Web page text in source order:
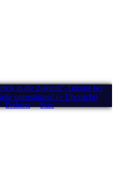
in die Zukunft"-Trilogie bei
unterstützen! (» Übersicht)
Drehorte Stars